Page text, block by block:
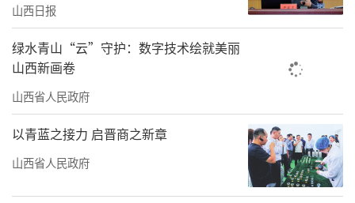
此次展览的举办，得益于山西古建在2024
年因《黑神话：悟空》游戏的爆火而赢得的广
山西日报
绿水青山“云”守护：数字技术绘就美丽
山西新画卷
山西省人民政府
以青蓝之接力 启晋商之新章
山西省人民政府